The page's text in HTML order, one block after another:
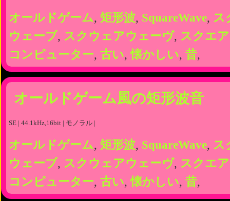
オールドゲーム, 矩形波, SquareWave, ス
ウェーブ, スクウェアウェーヴ, スクエ
コンピューター, 古い,懐かしい, 昔,
オールドゲーム風の矩形波音
SE | 44.1kHz,16bit | モノラル |
オールドゲーム, 矩形波, SquareWave, ス
ウェーブ, スクウェアウェーヴ, スクエ
コンピューター, 古い,懐かしい, 昔,